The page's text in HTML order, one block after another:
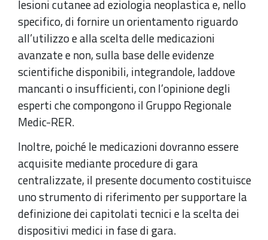
lesioni cutanee ad eziologia neoplastica e, nello
specifico, di fornire un orientamento riguardo
all’utilizzo e alla scelta delle medicazioni
avanzate e non, sulla base delle evidenze
scientifiche disponibili, integrandole, laddove
mancanti o insufficienti, con l’opinione degli
esperti che compongono il Gruppo Regionale
Medic-RER.
Inoltre, poiché le medicazioni dovranno essere
acquisite mediante procedure di gara
centralizzate, il presente documento costituisce
uno strumento di riferimento per supportare la
definizione dei capitolati tecnici e la scelta dei
dispositivi medici in fase di gara.